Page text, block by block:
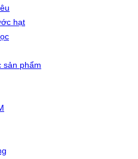
hạt
sản phẩm